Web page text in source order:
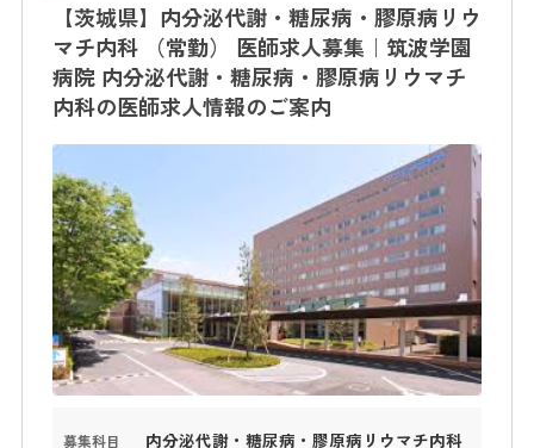
【茨城県】内分泌代謝・糖尿病・膠原病リウ
マチ内科 （常勤） 医師求人募集｜筑波学園
病院 内分泌代謝・糖尿病・膠原病リウマチ
内科の医師求人情報のご案内
募集科目 内分泌代謝・糖尿病・膠原病リウマチ内科